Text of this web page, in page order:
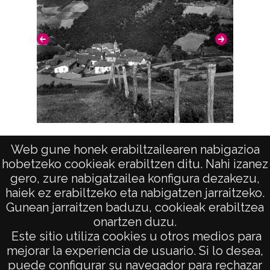
Web gune honek erabiltzailearen nabigazioa
hobetzeko cookieak erabiltzen ditu. Nahi izanez
gero, zure nabigatzailea konfigura dezakezu,
haiek ez erabiltzeko eta nabigatzen jarraitzeko.
Gunean jarraitzen baduzu, cookieak erabiltzea
onartzen duzu.
Este sitio utiliza cookies u otros medios para
mejorar la experiencia de usuario. Si lo desea,
puede configurar su navegador para rechazar
CC BY-NC-SA 4.0
AVISO LEGAL
POLÍTICA DE PRIVACIDAD
ACCESIBILIDAD